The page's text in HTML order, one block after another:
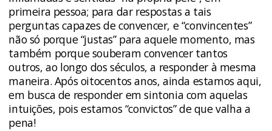
primeira pessoa; para dar respostas a tais
perguntas capazes de convencer, e “convincentes”
não só porque “justas” para aquele momento, mas
também porque souberam convencer tantos
outros, ao longo dos séculos, a responder à mesma
maneira. Após oitocentos anos, ainda estamos aqui,
em busca de responder em sintonia com aquelas
intuições, pois estamos “convictos” de que valha a
pena!